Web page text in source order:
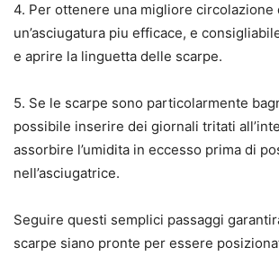
4. Per ottenere una migliore circolazione
un’asciugatura piu efficace, e
e aprire la linguetta delle scarpe.
5. Se le scarpe sono particolarmente
possibile inserire dei giornali tritati
assorbire l’umidita in eccesso prima di
nell’asciugatrice.
Seguire questi semplici passaggi
scarpe siano pronte per essere